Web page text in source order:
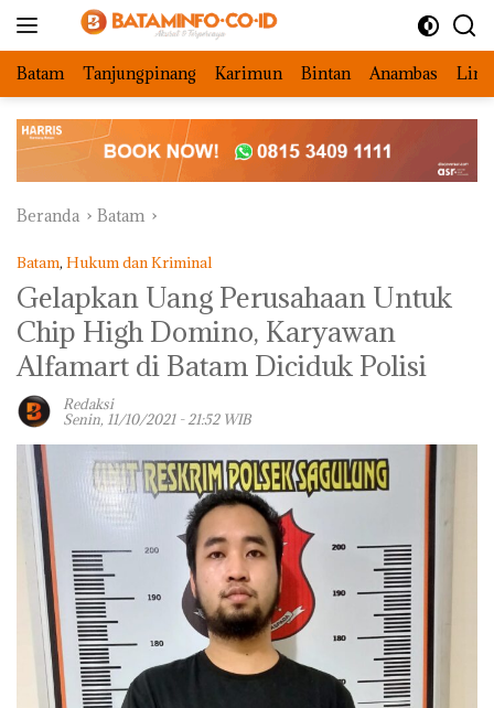
Batam Tanjungpinang Karimun Bintan Anambas
Beranda Batam
Batam, Hukum dan Kriminal
Gelapkan Uang Perusahaan Untuk
Chip High Domino, Karyawan
Alfamart di Batam Diciduk Polisi
Redaksi
Senin, 11/10/2021 - 21:52 WIB